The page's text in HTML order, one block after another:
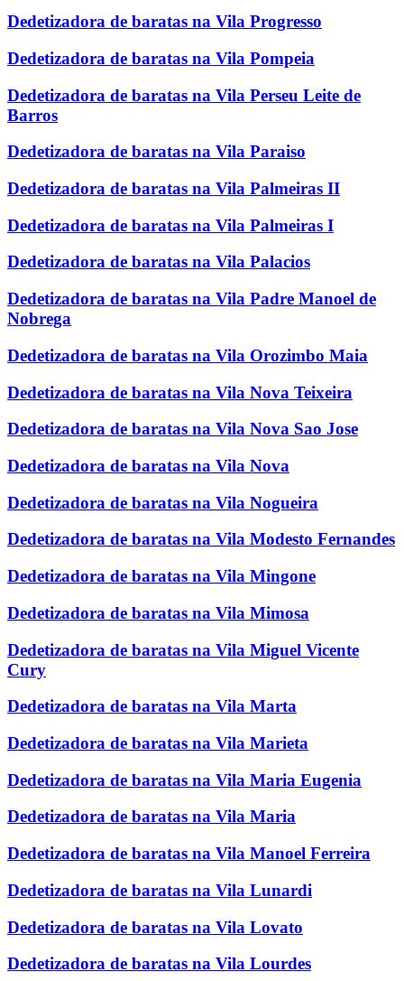
Dedetizadora de baratas na Vila Progresso
Dedetizadora de baratas na Vila Pompeia
Dedetizadora de baratas na Vila Perseu Leite de
Barros
Dedetizadora de baratas na Vila Paraiso
Dedetizadora de baratas na Vila Palmeiras II
Dedetizadora de baratas na Vila Palmeiras I
Dedetizadora de baratas na Vila Palacios
Dedetizadora de baratas na Vila Padre Manoel de
Nobrega
Dedetizadora de baratas na Vila Orozimbo Maia
Dedetizadora de baratas na Vila Nova Teixeira
Dedetizadora de baratas na Vila Nova Sao Jose
Dedetizadora de baratas na Vila Nova
Dedetizadora de baratas na Vila Nogueira
Dedetizadora de baratas na Vila Modesto Fernandes
Dedetizadora de baratas na Vila Mingone
Dedetizadora de baratas na Vila Mimosa
Dedetizadora de baratas na Vila Miguel Vicente
Cury
Dedetizadora de baratas na Vila Marta
Dedetizadora de baratas na Vila Marieta
Dedetizadora de baratas na Vila Maria Eugenia
Dedetizadora de baratas na Vila Maria
Dedetizadora de baratas na Vila Manoel Ferreira
Dedetizadora de baratas na Vila Lunardi
Dedetizadora de baratas na Vila Lovato
Dedetizadora de baratas na Vila Lourdes